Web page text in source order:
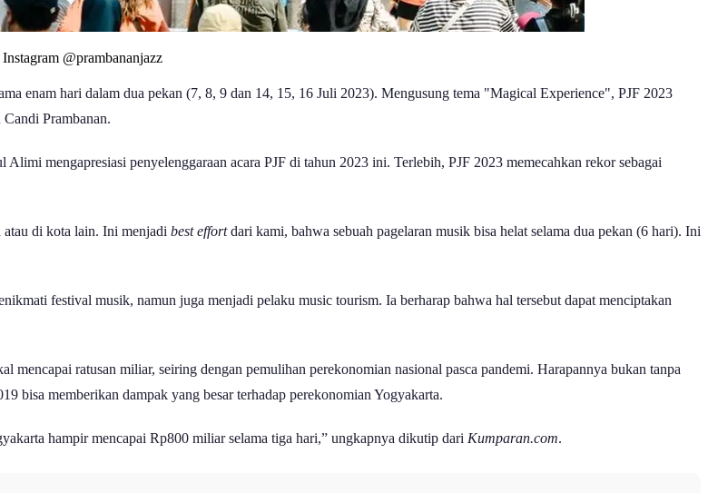
@prambananjazz
enam hari dalam dua pekan (7, 8, 9 dan 14, 15, 16 Juli 2023). Mengusung tema "Magical Experience", PJF 2023
Prambanan.
mengapresiasi penyelenggaraan acara PJF di tahun 2023 ini. Terlebih, PJF 2023 memecahkan rekor sebagai
di kota lain. Ini menjadi best effortdari kami, bahwa sebuah pagelaran musik bisa helat selama dua pekan (6 hari). Ini
festival musik, namun juga menjadi pelaku music tourism. Ia berharap bahwa hal tersebut dapat menciptakan
ratusan miliar, seiring dengan pemulihan perekonomian nasional pasca pandemi. Harapannya bukan tanpa
bisa memberikan dampak yang besar terhadap perekonomian Yogyakarta.
hampir mencapai Rp800 miliar selama tiga hari,” ungkapnya dikutip dari Kumparan.com.